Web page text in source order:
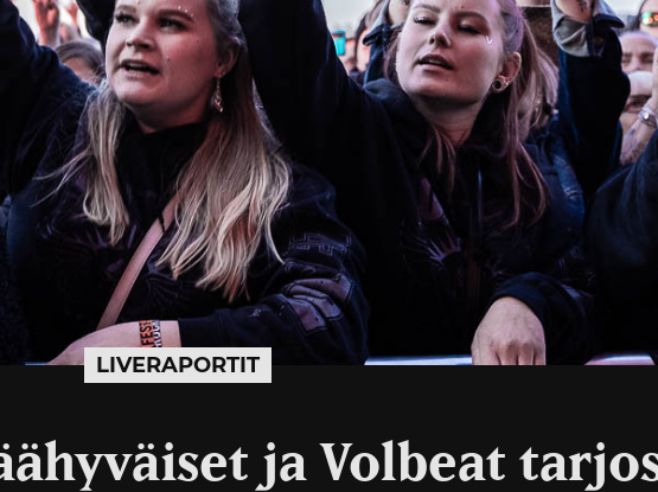
LIVERAPORTIT
ja Volbeat